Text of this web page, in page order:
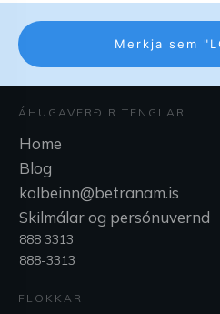
Merkja sem
ÁHUGAVERÐIR TENGLAR
Home
Blog
kolbeinn@betranam.is
Skilmálar og persónuvernd
888 3313
888-3313
FLOKKAR